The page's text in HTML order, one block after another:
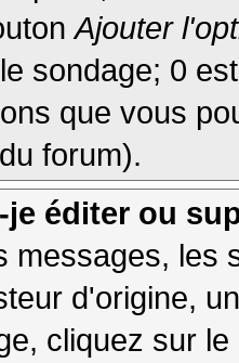
Ajouter
sondage; 0
que vous
forum).
éditer ou
messages, les
d'origine,
cliquez sur